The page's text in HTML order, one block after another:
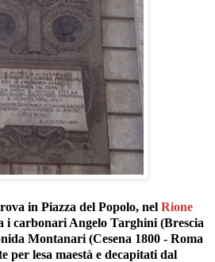
in Piazza del Popolo, nel Rione
i carbonari Angelo Targhini (Brescia
Montanari (Cesena 1800 - Roma
per lesa maestà e decapitati dal